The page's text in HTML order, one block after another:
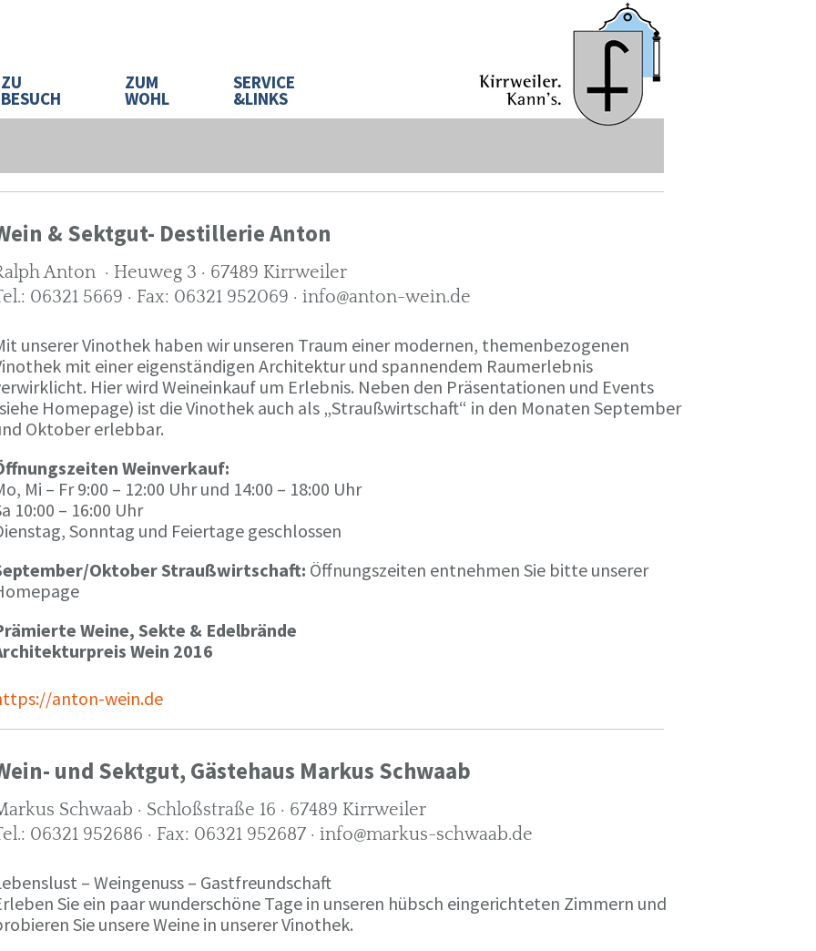
ZU
BESUCH
ZUM
WOHL
SERVICE
&LINKS
& Sektgut- Destillerie Anton
Anton · Heuweg 3 · 67489 Kirrweiler
06321 5669 · Fax: 06321 952069 · info@anton-wein.de
unserer Vinothek haben wir unseren Traum einer modernen, themenbezogenen
mit einer eigenständigen Architektur und spannendem Raumerlebnis
Hier wird Weineinkauf um Erlebnis. Neben den Präsentationen und Events
Homepage) ist die Vinothek auch als „Straußwirtschaft“ in den Monaten September
Oktober erlebbar.
Weinverkauf:
Mi – Fr 9:00 – 12:00 Uhr und 14:00 – 18:00 Uhr
10:00 – 16:00 Uhr
Sonntag und Feiertage geschlossen
Oktober Straußwirtschaft: Öffnungszeiten entnehmen Sie bitte unserer
Weine, Sekte & Edelbrände
Wein 2016
anton-wein.de
und Sektgut, Gästehaus Markus Schwaab
Schwaab · Schloßstraße 16 · 67489 Kirrweiler
06321 952686 · Fax: 06321 952687 · info@markus-schwaab.de
– Weingenuss – Gastfreundschaft
Sie ein paar wunderschöne Tage in unseren hübsch eingerichteten Zimmern und
Sie unsere Weine in unserer Vinothek.